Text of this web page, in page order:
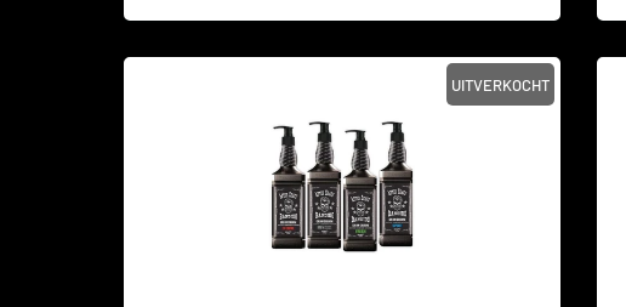
UITVERKOCHT